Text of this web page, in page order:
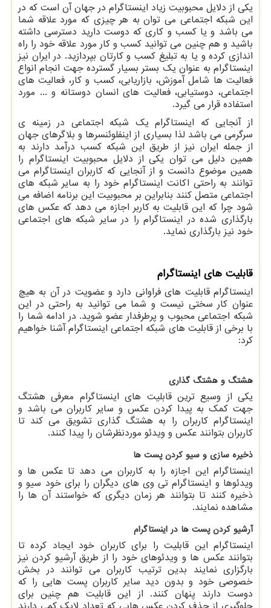
یکی از دلایل محبوبیت زیاد اینستاگرام در جهان آن است که در
این شبکه اجتماعی می توان به هر چیزی که مورد علاقه شما
می باشد و یا کسب و کاری که دوست دارید دسترسی داشته
باشید و هم چنین می توانید کسب و کار مورد علاقه خود را راه
اندازی کرده و یا به تبلیغ کسب و کارتان بپردازید. در ایران نیز
اینستاگرام به عنوان یک بستر بسیار گسترده جهت انجام انواع
فعالیت ها شامل آموزش، بازاریابی، کسب و کار، فعالیت های
اجتماعی، دوستیابی، فعالیت های انسان دوستانه و ... مورد
استفاده قرار می گیرد.
از آنجایی که اینستاگرام یک شبکه اجتماعی در زمینه ی
سرگرمی می باشد لذا بسیاری از اینفلوئنسرها و بلاگرهای جهان
از جمله ایران نیز از طریق این شبکه کسب درآمد دارند به
همین دلیل می توان یکی از دلایل محبوبیت اینستاگرام را
همین موضوع دانست و از آنجایی که کاربران اینستاگرام می
توانند به راحتی اکانت اینستاگرام خود را به سایر شبکه های
اجتماعی متصل کنند بنابراین بر محبوبیت این برنامه اضافه می
شود چرا که این قابلیت به کاربر اجازه می دهد که عکس های
بارگذاری شده در اینستاگرام را در سایر شبکه های اجتماعی
خود نیز بارگذاری نماید.
قابلیت های اینستاگرام
اینستاگرام قابلیت های فراوانی دارد و عضویت در آن به هیچ
عنوان کار سختی نیست و شما می توانید به راحتی در این
شبکه اجتماعی محبوب و پرطرفدار عضو شوید. در ادامه شما را
با برخی از قابلیت های شبکه اجتماعی اینستاگرام آشنا خواهیم
کرد:
هشتگ و هشتگ گذاری
یکی از وسیع ترین قابلیت های اینستاگرام معرفی هشتگ
جهت کمک به پیدا کردن عکس و سایر کاربران می باشد و
اینستاگرام کاربران را به هشتگ گذاری تشویق می کند تا
کاربران بتوانند عکس و ویدئو موردنظرشان را پیدا کنند.
ذخیره سازی و سیو کردن پست ها
اینستاگرام این اجازه را به کاربران می دهد تا عکس ها و
ویدئوها و اینستاگرام تی وی های دیگران را برای خود سیو و
ذخیره کنند تا بتوانند هر زمان دیگری که خواستند آن ها را
مشاهده نمایند.
آرشیو کردن پست ها در اینستاگرام
اینستاگرام این قابلیت را برای کاربران خود ایجاد کرده تا
بتوانند عکس ها و ویدئوهای خود را از طریق آرشیو کردن نیز
بارگزاری نمایند بدین ترتیب کاربران می توانند در بخش
خصوصی خود و بدون دید سایر کاربران پست هایی را که
دوست دارند پنهان کنند. از این قابلیت هم چنین برای